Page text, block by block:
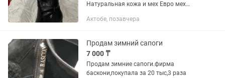
Натуральная кожа и мех Евро мех
полный Производитель Италия Фирма
Доставка...
Актобе, позавчера
Продам зимний сапоги
7 000 ₸
Продам зимние сапоги.фирма
баскони,покупала за 20 тыс,3 раза